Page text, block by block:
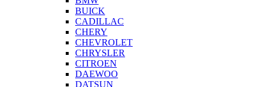
BUICK
CADILLAC
CHERY
CHEVROLET
CHRYSLER
CITROEN
DAEWOO
DATSUN